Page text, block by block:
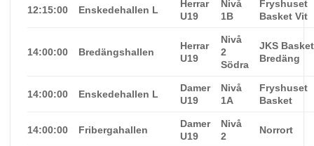
12:15:00 Enskedehallen L
Herrar
U19
Nivå
1B
Fryshuset
Basket Vit
14:00:00 Bredängshallen
Herrar
U19
Nivå
2
Södra
JKS Basket
Bredäng
14:00:00 Enskedehallen L
Damer
U19
Nivå
1A
Fryshuset
Basket
14:00:00 Fribergahallen
Damer
U19
Nivå
2
Norrort